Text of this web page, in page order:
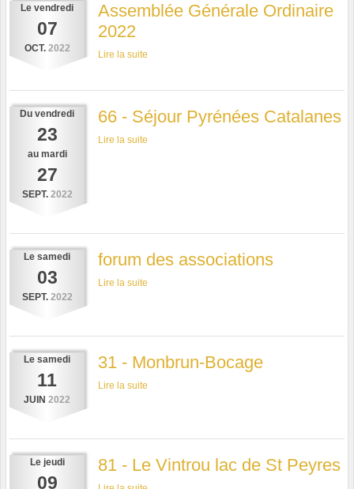
Le vendredi
07
OCT. 2022
Assemblée Générale Ordinaire
2022
Lire la suite
Du vendredi
23
au mardi
27
SEPT. 2022
66 - Séjour Pyrénées Catalanes
Lire la suite
Le samedi
03
SEPT. 2022
forum des associations
Lire la suite
Le samedi
11
JUIN 2022
31 - Monbrun-Bocage
Lire la suite
Le jeudi
09
81 - Le Vintrou lac de St Peyres